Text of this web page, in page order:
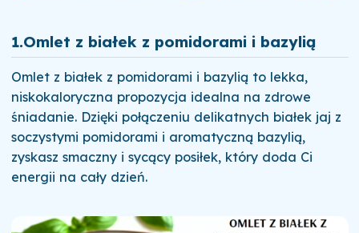
1.Omlet z białek z pomidorami i bazylią
Omlet z białek z pomidorami i bazylią to lekka,
niskokaloryczna propozycja idealna na zdrowe
śniadanie. Dzięki połączeniu delikatnych białek jaj z
soczystymi pomidorami i aromatyczną bazylią,
zyskasz smaczny i sycący posiłek, który doda Ci
energii na cały dzień.